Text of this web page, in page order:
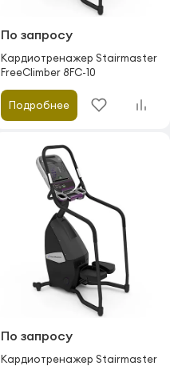
По запросу
Кардиотренажер Stairmaster
FreeClimber 8FC-10
Подробнее
По запросу
Кардиотренажер Stairmaster